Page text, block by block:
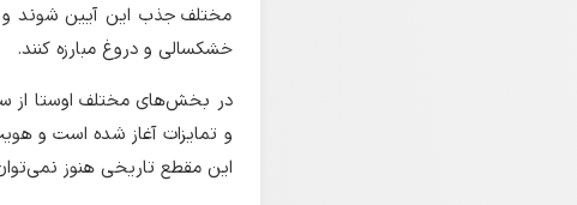
مختلف جذب این آیین شوند و
خشکسالی و دروغ مبارزه کنند.
در بخش‌های مختلف اوستا از
و تمایزات آغاز شده است و
این مقطع تاریخی هنوز